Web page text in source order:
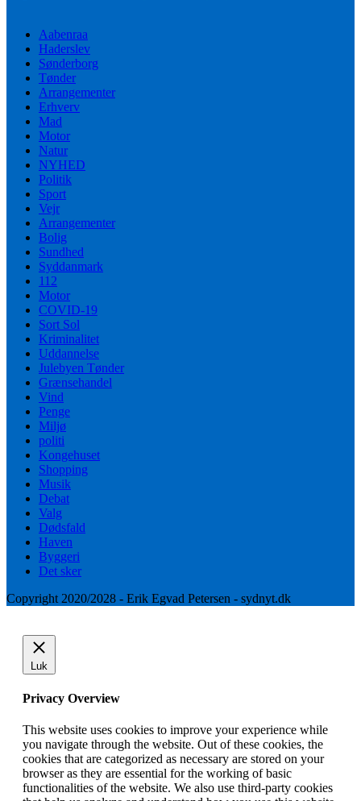
Aabenraa
Haderslev
Sønderborg
Tønder
Arrangementer
Erhverv
Mad
Motor
Natur
NYHED
Politik
Sport
Vejr
Arrangementer
Bolig
Sundhed
Syddanmark
112
Motor
COVID-19
Sort Sol
Kriminalitet
Uddannelse
Julebyen Tønder
Grænsehandel
Vind
Penge
Miljø
politi
Kongehuset
Shopping
Musik
Debat
Valg
Dødsfald
Haven
Byggeri
Det sker
Copyright 2020/2028 - Erik Egvad Petersen - sydnyt.dk
Luk
Privacy Overview
This website uses cookies to improve your experience while
you navigate through the website. Out of these cookies, the
cookies that are categorized as necessary are stored on your
browser as they are essential for the working of basic
functionalities of the website. We also use third-party cookies